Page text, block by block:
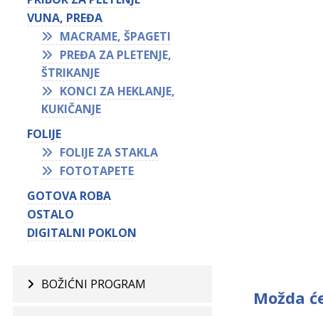
Možda
VUNA, PREĐA
MACRAME, ŠPAGETI
PREĐA ZA PLETENJE,
ŠTRIKANJE
KONCI ZA HEKLANJE,
KUKIČANJE
FOLIJE
FOLIJE ZA STAKLA
FOTOTAPETE
GOTOVA ROBA
OSTALO
DIGITALNI POKLON
BOŽIĆNI PROGRAM